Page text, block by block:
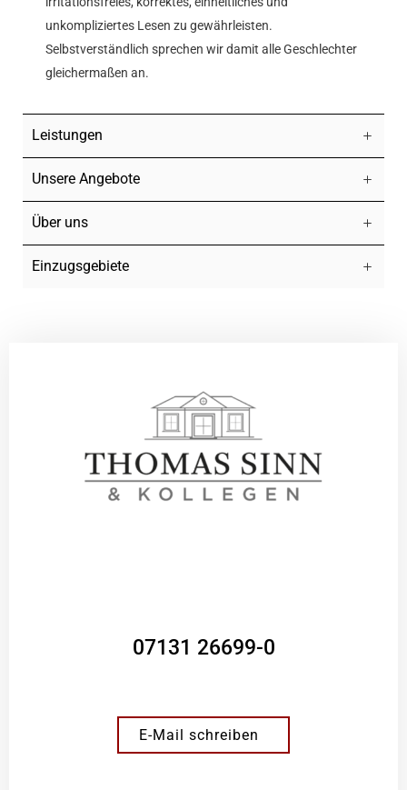
unkompliziertes Lesen zu gewährleisten.
Selbstverständlich sprechen wir damit alle Geschlechter
gleichermaßen an.
Leistungen
Unsere Angebote
Über uns
Einzugsgebiete
07131 26699-0
E-Mail schreiben